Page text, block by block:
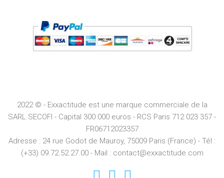
2022 © - Exxactitude est une marque commerciale de la
SARL SECOFI - Capital 300 000 euros - RCS Paris 712 023 357 -
FR06712023357
Adresse : 24 rue Godot de Mauroy, 75009 Paris (France) - Tél :
(+33) 09.72.52.27.00 - Mail : contact@exxactitude.com